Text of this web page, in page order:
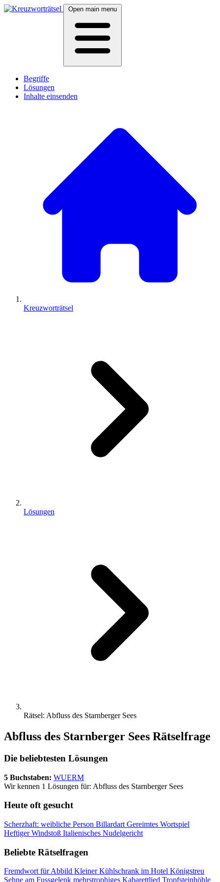
Open main menu
Begriffe
Lösungen
Inhalte einsenden
Kreuzworträtsel
Lösungen
Rätsel: Abfluss des Starnberger Sees
Abfluss des Starnberger Sees Rätselfrage
Die beliebtesten Lösungen
5 Buchstaben: WUERM
Wir kennen 1 Lösungen für: Abfluss des Starnberger Sees
Heute oft gesucht
Scherzhaft: weibliche Person Billardart Gereimtes Wortspiel
Heftiger Windstoß Italienisches Nudelgericht
Beliebte Rätselfragen
Fremdwort für Abbild Kleiner Kühlschrank im Hotel Königstreu
Sehne am Fussgelenk mehrstrophiges Kabarettlied Tropfsteinhöhle